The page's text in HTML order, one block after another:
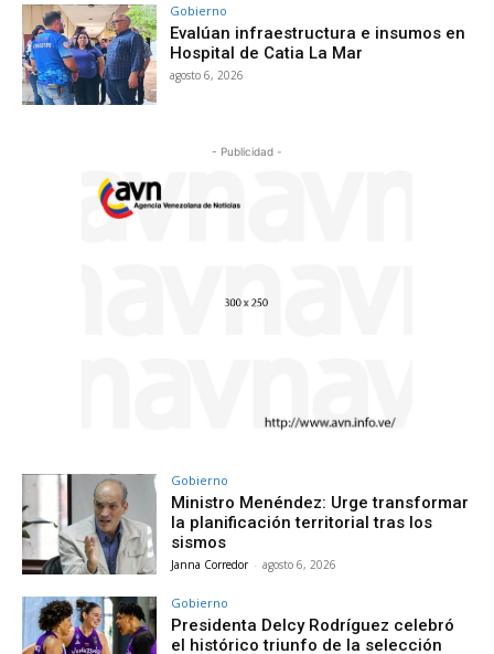
Gobierno
Evalúan infraestructura e insumos en
Hospital de Catia La Mar
agosto 6, 2026
- Publicidad -
Gobierno
Ministro Menéndez: Urge transformar
la planificación territorial tras los
sismos
Janna Corredor - agosto 6, 2026
Gobierno
Presidenta Delcy Rodríguez celebró
el histórico triunfo de la selección